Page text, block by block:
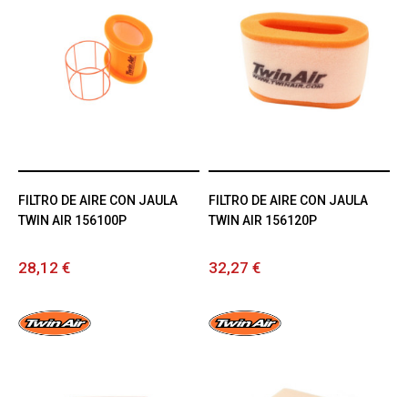
FILTRO DE AIRE CON JAULA
TWIN AIR 156100P
28,12 €
FILTRO DE AIRE CON JAULA
TWIN AIR 156120P
32,27 €